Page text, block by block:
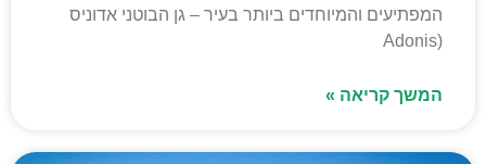
המפתיעים והמיוחדים ביותר בעיר – גן הבוטני אדוניס
(Adonis
המשך קריאה »